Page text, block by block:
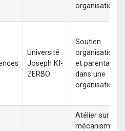
organisations
Université
Joseph KI-
ZERBO
Soutien
et parentalité
dans une
organisation
Atélier sur les
mécanismes